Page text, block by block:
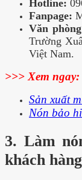
Hotline:
Fanpage:
Văn
Trường
Việt Nam.
>>> Xem ngay:
Sản xuất
Nón bảo
3. Làm
khách